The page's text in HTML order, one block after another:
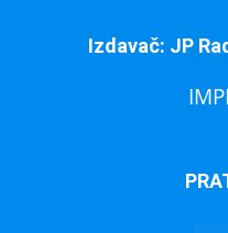
Izdavač: JP